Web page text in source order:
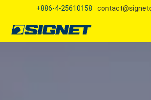
+886-4-25610158